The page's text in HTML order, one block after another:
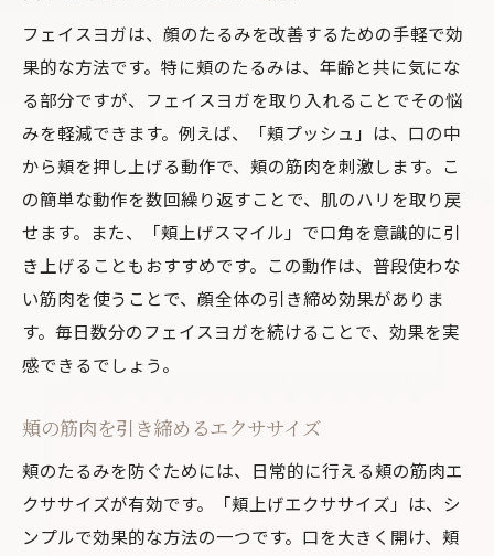
フェイスヨガは、顔のたるみを改善するための手軽で効
果的な方法です。特に頬のたるみは、年齢と共に気にな
る部分ですが、フェイスヨガを取り入れることでその悩
みを軽減できます。例えば、「頬プッシュ」は、口の中
から頬を押し上げる動作で、頬の筋肉を刺激します。こ
の簡単な動作を数回繰り返すことで、肌のハリを取り戻
せます。また、「頬上げスマイル」で口角を意識的に引
き上げることもおすすめです。この動作は、普段使わな
い筋肉を使うことで、顔全体の引き締め効果がありま
す。毎日数分のフェイスヨガを続けることで、効果を実
感できるでしょう。
頬の筋肉を引き締めるエクササイズ
頬のたるみを防ぐためには、日常的に行える頬の筋肉エ
クササイズが有効です。「頬上げエクササイズ」は、シ
ンプルで効果的な方法の一つです。口を大きく開け、頬